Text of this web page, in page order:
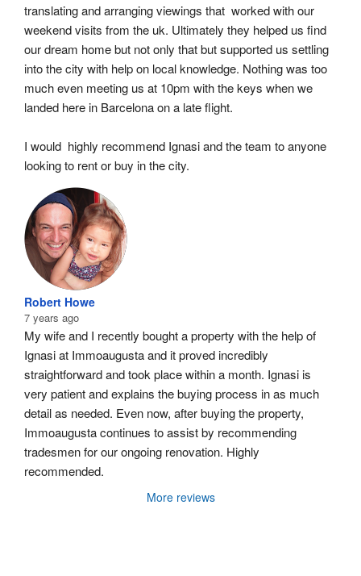
translating and arranging viewings that  worked with our
weekend visits from the uk. Ultimately they helped us find
our dream home but not only that but supported us settling
into the city with help on local knowledge. Nothing was too
much even meeting us at 10pm with the keys when we
landed here in Barcelona on a late flight.
I would  highly recommend Ignasi and the team to anyone
looking to rent or buy in the city.
Robert Howe
7 years ago
My wife and I recently bought a property with the help of
Ignasi at Immoaugusta and it proved incredibly
straightforward and took place within a month. Ignasi is
very patient and explains the buying process in as much
detail as needed. Even now, after buying the property,
Immoaugusta continues to assist by recommending
tradesmen for our ongoing renovation. Highly
recommended.
More reviews